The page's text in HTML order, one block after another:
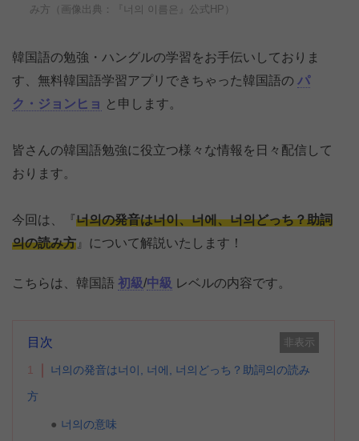
み方（画像出典：『너의 이름은』公式HP）
韓国語の勉強・ハングルの学習をお手伝いしておりま
す、無料韓国語学習アプリできちゃった韓国語の パ
ク・ジョンヒョ と申します。
皆さんの韓国語勉強に役立つ様々な情報を日々配信して
おります。
今回は、『너의の発音は너이、너에、너의どっち？助詞
의の読み方 』について解説いたします！
こちらは、韓国語 初級/中級 レベルの内容です。
目次 非表示
1 너의の発音は너이, 너에, 너의どっち？助詞의の読み
方
너의の意味